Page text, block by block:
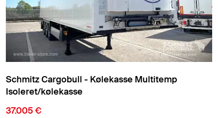
Schmitz Cargobull - Kølekasse Multitemp
Isoleret/kølekasse
37.005 €